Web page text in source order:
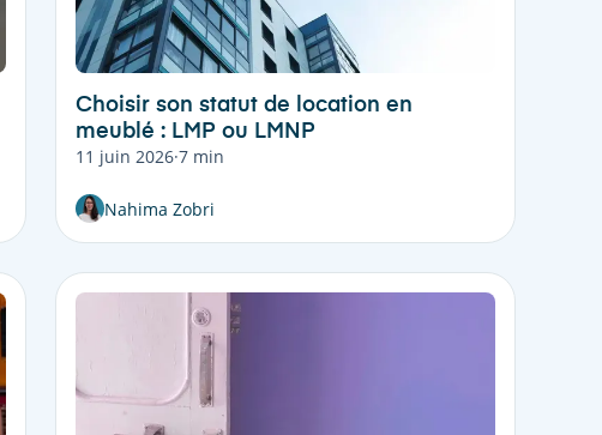
Choisir son statut de location en
meublé : LMP ou LMNP
11 juin 2026·7 min
Nahima Zobri